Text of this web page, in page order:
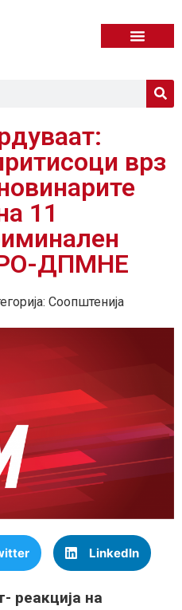
врз
11
ДПМНЕ
Соопштенија
LinkedIn
реакција на